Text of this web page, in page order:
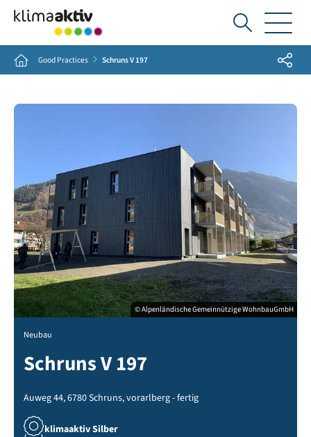
Ich
suche...
Home Good Practices Schruns V 197 Share
© Alpenländische Gemeinnützige WohnbauGmbH
Neubau
Schruns V 197
Auweg 44, 6780 Schruns, vorarlberg - fertig
klimaaktiv Silber